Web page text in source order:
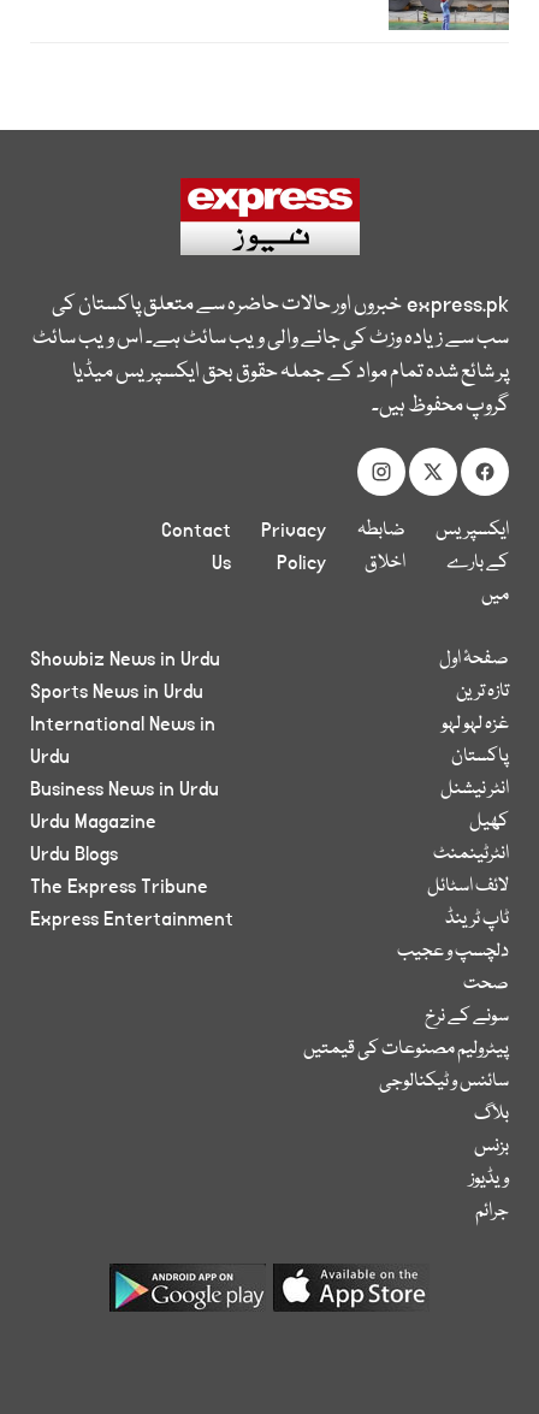
express.pkخبروں اور حالات حاضرہ سے متعلق پاکستان کی
سب سے زیادہ وزٹ کی جانے والی ویب سائٹ ہے۔ اس ویب سائٹ
پر شائع شدہ تمام مواد کے جملہ حقوق بحق ایکسپریس میڈیا
گروپ محفوظ ہیں۔
ایکسپریس
کے بارے
میں
ضابطہ
اخلاق
Privacy
Policy
Contact
Us
صفحۂ اول
تازہ ترین
غزہ لہو لہو
پاکستان
انٹر نیشنل
کھیل
انٹرٹینمنٹ
لائف اسٹائل
ٹاپ ٹرینڈ
دلچسپ و عجیب
صحت
سونے کے نرخ
پیٹرولیم مصنوعات کی قیمتیں
سائنس و ٹیکنالوجی
بلاگ
بزنس
ویڈیوز
جرائم
Showbiz News in Urdu
Sports News in Urdu
International News in
Urdu
Business News in Urdu
Urdu Magazine
Urdu Blogs
The Express Tribune
Express Entertainment